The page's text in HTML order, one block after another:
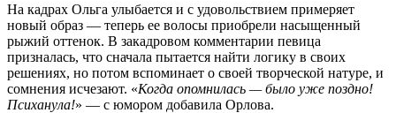
На кадрах Ольга улыбается и с удовольствием примеряет
новый образ — теперь ее волосы приобрели насыщенный
рыжий оттенок. В закадровом комментарии певица
призналась, что сначала пытается найти логику в своих
решениях, но потом вспоминает о своей творческой натуре, и
сомнения исчезают. «Когда опомнилась — было уже поздно!
Психанула!» — с юмором добавила Орлова.